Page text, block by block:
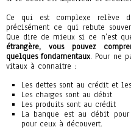
Ce qui est complexe relève
précisément ce qui rebute
Que dire de mieux si ce n’est
étrangère, vous pouvez
quelques fondamentaux. Pour ne
vitaux à connaitre :
Les dettes sont au crédit et
Les charges sont au débit
Les produits sont au crédit
La banque est au débit
pour ceux à découvert.